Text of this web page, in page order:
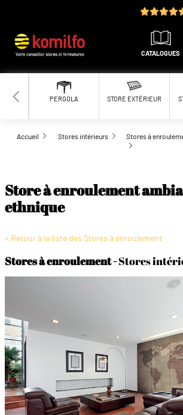
CATALOGUES
PERGOLA STORE EXTÉRIEUR
Accueil Stores intérieurs Stores à
Store à enroulement
ethnique
< Retour à la liste des Stores à enroulement
Stores à enroulement Stores